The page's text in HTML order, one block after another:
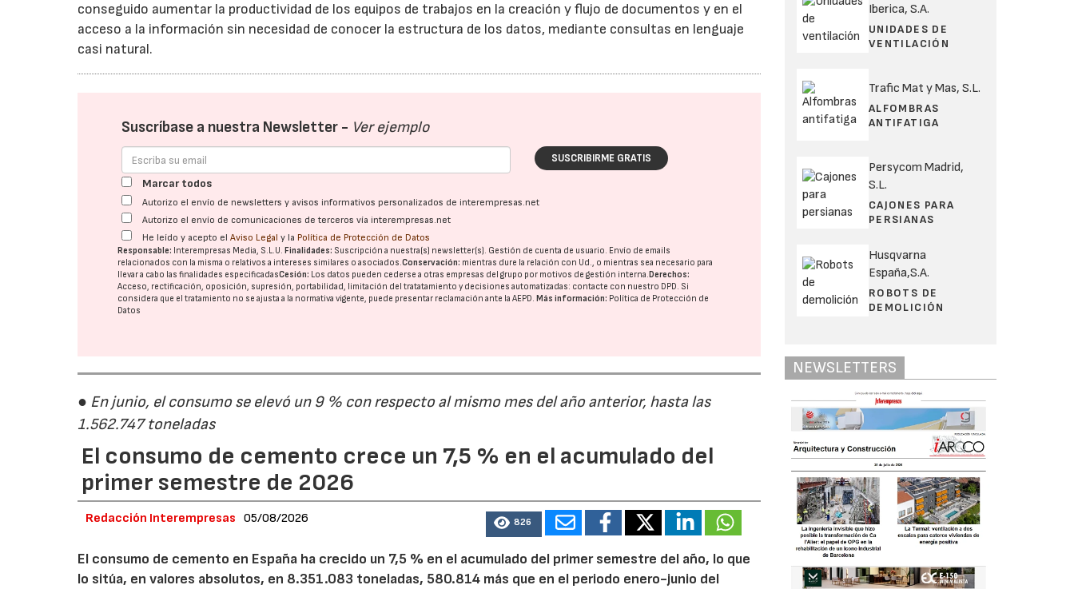
conseguido aumentar la productividad de los equipos de trabajos en la creación y flujo de documentos y en el
acceso a la información sin necesidad de conocer la estructura de los datos, mediante consultas en lenguaje
casi natural.
Suscríbase a nuestra Newsletter - Ver ejemplo
SUSCRIBIRME GRATIS
Marcar todos
Autorizo el envío de newsletters y avisos informativos personalizados de interempresas.net
Autorizo el envío de comunicaciones de terceros vía interempresas.net
He leído y acepto elAviso Legal y la Política de Protección de Datos
Responsable: Interempresas Media, S.L.U. Finalidades: Suscripción a nuestra(s) newsletter(s). Gestión de cuenta de usuario. Envío de emails
relacionados con la misma o relativos a intereses similares o asociados.Conservación: mientras dure la relación con Ud., o mientras sea necesario para
llevar a cabo las finalidades especificadasCesión: Los datos pueden cederse a otras empresas del grupo por motivos de gestión interna. Derechos:
Acceso, rectificación, oposición, supresión, portabilidad, limitación del tratatamiento y decisiones automatizadas: contacte con nuestro DPD. Si
considera que el tratamiento no se ajusta a la normativa vigente, puede presentar reclamación ante laAEPD. Más información: Política de Protección de
Datos
● En junio, el consumo se elevó un 9 % con respecto al mismo mes del año anterior, hasta las
1.562.747 toneladas
El consumo de cemento crece un 7,5 % en el acumulado del
primer semestre de 2026
Redacción Interempresas 05/08/2026 826
El consumo de cemento en España ha crecido un 7,5 % en el acumulado del primer semestre del año, lo que
lo sitúa, en valores absolutos, en 8.351.083 toneladas, 580.814 más que en el periodo enero-junio del
Iberica, S.A.
UNIDADES DE
VENTILACIÓN
Trafic Mat y Mas, S.L.
ALFOMBRAS
ANTIFATIGA
Persycom Madrid,
S.L.
CAJONES PARA
PERSIANAS
Husqvarna
España,S.A.
ROBOTS DE
DEMOLICIÓN
NEWSLETTERS